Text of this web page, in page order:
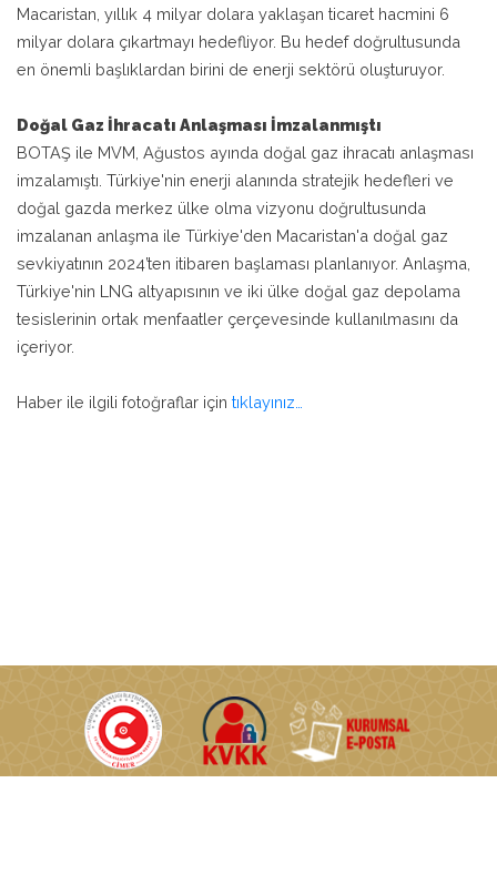
Macaristan, yıllık 4 milyar dolara yaklaşan ticaret hacmini 6
milyar dolara çıkartmayı hedefliyor. Bu hedef doğrultusunda
en önemli başlıklardan birini de enerji sektörü oluşturuyor.
Doğal Gaz İhracatı Anlaşması İmzalanmıştı
BOTAŞ ile MVM, Ağustos ayında doğal gaz ihracatı anlaşması
imzalamıştı. Türkiye'nin enerji alanında stratejik hedefleri ve
doğal gazda merkez ülke olma vizyonu doğrultusunda
imzalanan anlaşma ile Türkiye'den Macaristan'a doğal gaz
sevkiyatının 2024’ten itibaren başlaması planlanıyor. Anlaşma,
Türkiye'nin LNG altyapısının ve iki ülke doğal gaz depolama
tesislerinin ortak menfaatler çerçevesinde kullanılmasını da
içeriyor.
Haber ile ilgili fotoğraflar için tıklayınız…